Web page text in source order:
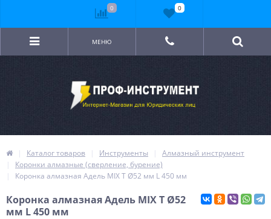
МЕНЮ
Каталог товаров Инструменты
Алмазный инструмент
Коронки алмазные (сверление, бурение)
Коронка алмазная Адель MIX T Ø52 мм L 450 мм
Коронка алмазная Адель MIX T Ø52
мм L 450 мм
0 0